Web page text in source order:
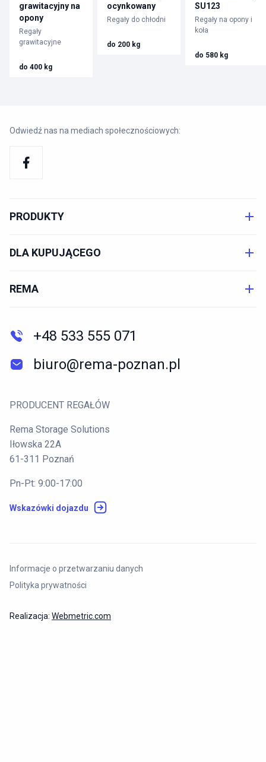
grawitacyjny na
opony
Regały
grawitacyjne
do 400 kg
ocynkowany
Regały do chłodni
do 200 kg
SU123
Regały na opony i
koła
do 580 kg
Odwiedź nas na mediach społecznościowych:
+48 533 555 071
biuro@rema-poznan.pl
PRODUCENT REGAŁÓW
Rema Storage Solutions
Iłowska 22A
61-311 Poznań
Pn-Pt: 9:00-17:00
Wskazówki dojazdu
PRODUKTY
DLA KUPUJĄCEGO
REMA
Informacje o przetwarzaniu danych
Polityka prywatności
Realizacja: Webmetric.com